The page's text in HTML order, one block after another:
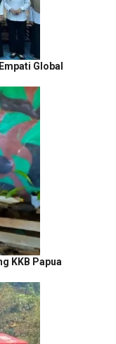
Global
KKB Papua